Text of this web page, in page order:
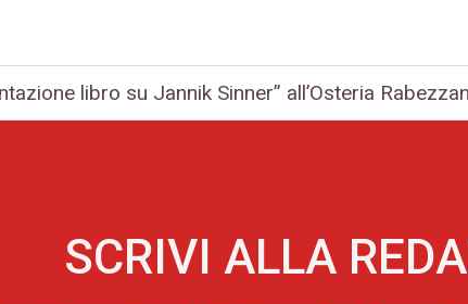
libro su Jannik Sinner” all’Osteria
SCRIVI ALLA